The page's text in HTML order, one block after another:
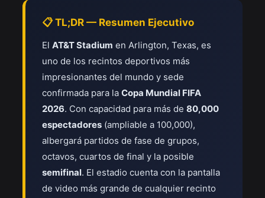
📋 TL;DR — Resumen Ejecutivo
El AT&T Stadium en Arlington, Texas, es
uno de los recintos deportivos más
impresionantes del mundo y sede
confirmada para la Copa Mundial FIFA
2026. Con capacidad para más de 80,000
espectadores (ampliable a 100,000),
albergará partidos de fase de grupos,
octavos, cuartos de final y la posible
semifinal. El estadio cuenta con la pantalla
de video más grande de cualquier recinto